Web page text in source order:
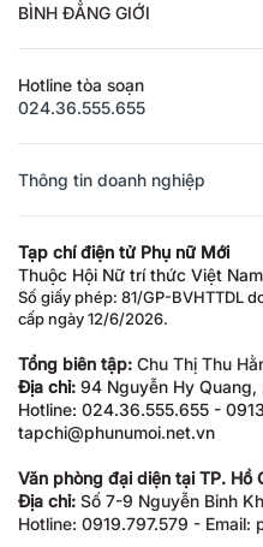
BÌNH ĐẲNG GIỚI
Hotline tòa soạn
024.36.555.655
Thông tin doanh nghiệp
Tạp chí điện tử Phụ nữ Mới
Thuộc Hội Nữ trí thức Việt Nam
Số giấy phép: 81/GP-BVHTTDL
cấp ngày 12/6/2026.
Tổng biên tập: Chu Thị Thu
Địa chỉ: 94 Nguyễn Hy
Hotline: 024.36.555.655 -
tapchi@phunumoi.net.vn
Văn phòng đại diện tại TP. Hồ
Địa chỉ: Số 7-9 Nguyễn Bỉnh
Hotline: 0919.797.579 - Email: